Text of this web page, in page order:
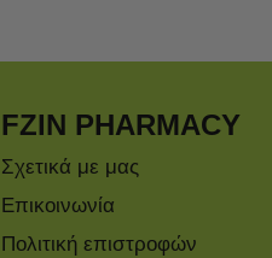
FZIN PHARMACY
Σχετικά με μας
Επικοινωνία
Πολιτική επιστροφών